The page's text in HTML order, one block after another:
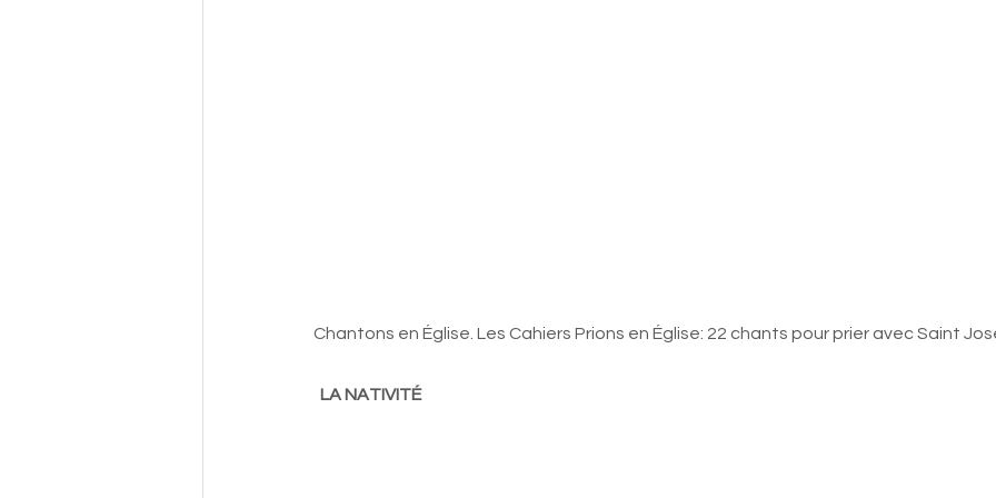
Chantons en Église. Les Cahiers Prions en Église: 22 chants pour prier avec Saint
LA NATIVITÉ